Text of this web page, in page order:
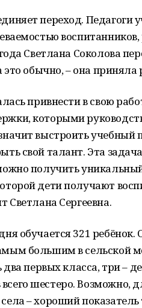
переход. Педагоги
Светлана Соколова
это обычно, – она
привнести в свою
которыми
выстроить учебный
свой талант. Эта
получить
дети получают
Светлана Сергеевна.
обучается 321
большим в сельской
два первых класса, три –
шестеро. Возможно,
– хороший показатель